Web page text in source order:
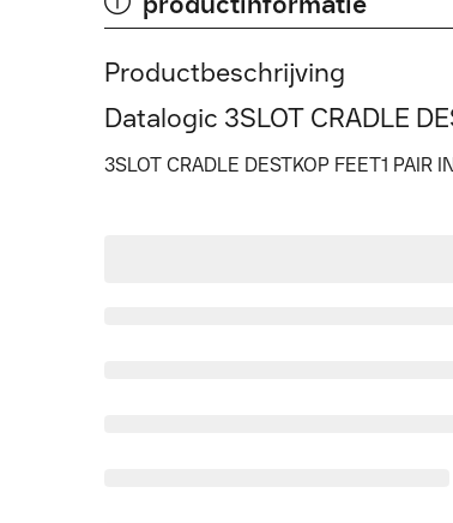
Productbeschrijving
Datalogic 3SLOT CRADLE
3SLOT CRADLE DESTKOP FEET1 PAIR